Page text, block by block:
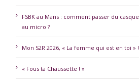
FSBK au Mans : comment passer du casque
au micro ?
Mon S2R 2026, « La femme qui est en toi » !
« Fous ta Chaussette ! »